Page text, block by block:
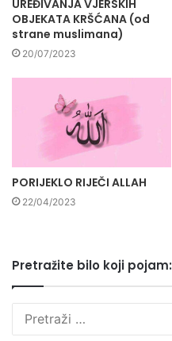
UREĐIVANJA VJERSKIH
OBJEKATA KRŠĆANA (od
strane muslimana)
20/07/2023
PORIJEKLO RIJEČI ALLAH
22/04/2023
Pretražite bilo koji pojam: